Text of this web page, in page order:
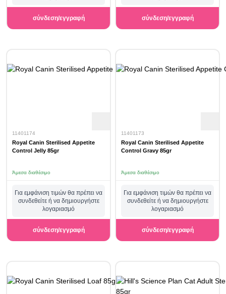
σύνδεση/εγγραφή σύνδεση/εγγραφή
11401174
Royal Canin Sterilised Appetite
Control Jelly 85gr
Άμεσα διαθέσιμο
Για εμφάνιση τιμών θα πρέπει να
συνδεθείτε ή να δημιουργήστε
λογαριασμό
σύνδεση/εγγραφή
11401173
Royal Canin Sterilised Appetite
Control Gravy 85gr
Άμεσα διαθέσιμο
Για εμφάνιση τιμών θα πρέπει να
συνδεθείτε ή να δημιουργήστε
λογαριασμό
σύνδεση/εγγραφή